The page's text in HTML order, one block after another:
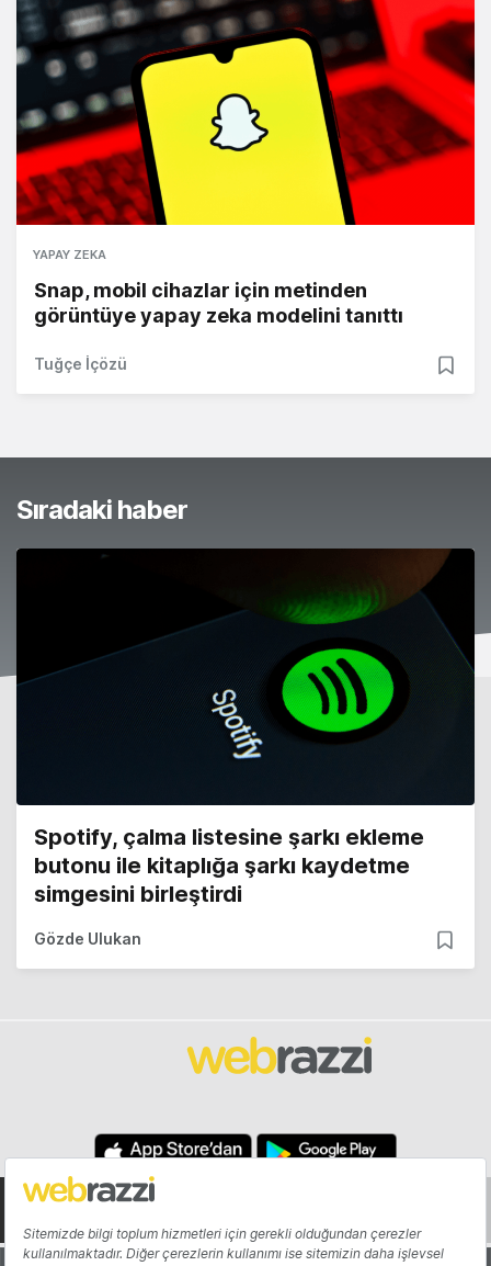
YAPAY ZEKA
Snap, mobil cihazlar için metinden
görüntüye yapay zeka modelini tanıttı
Tuğçe İçözü
Sıradaki haber
Spotify, çalma listesine şarkı ekleme
butonu ile kitaplığa şarkı kaydetme
simgesini birleştirdi
Gözde Ulukan